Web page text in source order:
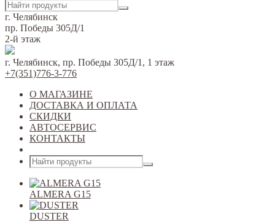
г. Челябинск
пр. Победы 305Д/1
2-й этаж
г. Челябинск, пр. Победы 305Д/1, 1 этаж
+7(351)776-3-776
О МАГАЗИНЕ
ДОСТАВКА И ОПЛАТА
СКИДКИ
АВТОСЕРВИС
КОНТАКТЫ
ALMERA G15
DUSTER